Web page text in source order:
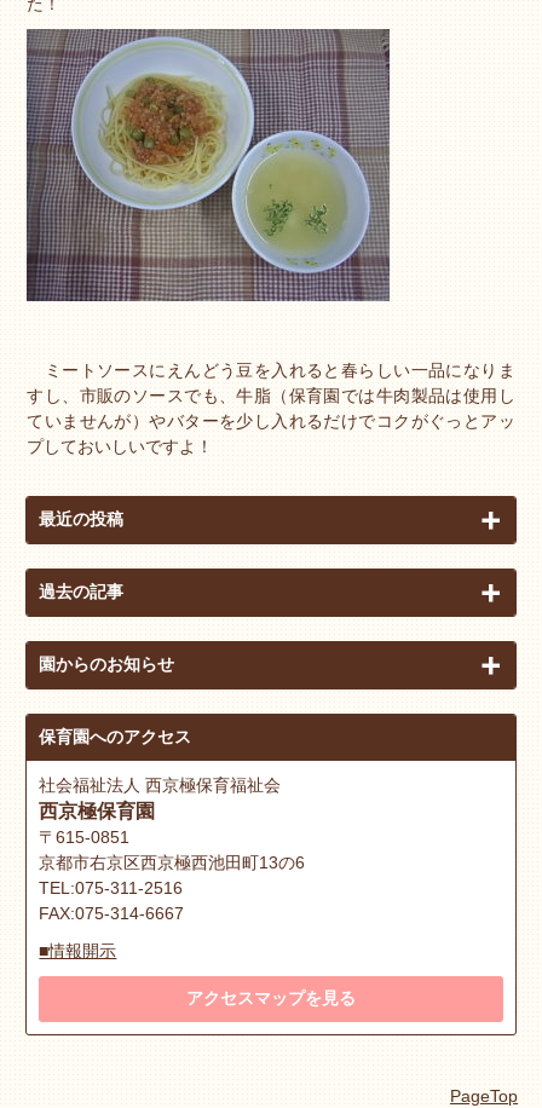
ミートソースにえんどう豆を入れると春らしい一品になりま
すし、市販のソースでも、牛脂（保育園では牛肉製品は使用し
ていませんが）やバターを少し入れるだけでコクがぐっとアッ
プしておいしいですよ！
最近の投稿
過去の記事
園からのお知らせ
保育園へのアクセス
社会福祉法人 西京極保育福祉会
西京極保育園
〒615-0851
京都市右京区西京極西池田町13の6
TEL:075-311-2516
FAX:075-314-6667
■情報開示
アクセスマップを見る
PageTop